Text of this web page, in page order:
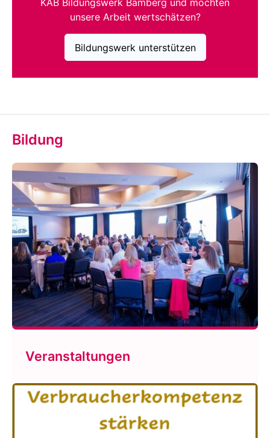
unsere Arbeit wertschätzen?
Bildungswerk unterstützen
Bildung
Veranstaltungen